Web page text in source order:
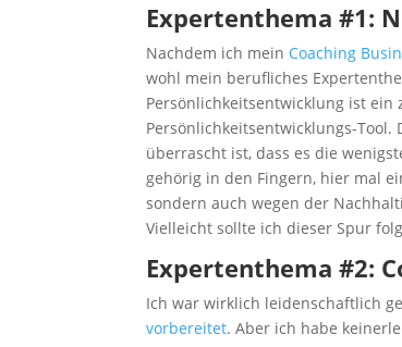
Expertenthema #1:
Nachdem ich mein Coaching
wohl mein berufliches
Persönlichkeitsentwicklung ist
Persönlichkeitsentwicklungs-
überrascht ist, dass es die
gehörig in den Fingern, hier mal
sondern auch wegen der
Vielleicht sollte ich dieser Spur
Expertenthema #2:
Ich war wirklich leidenschaftlich
vorbereitet. Aber ich habe